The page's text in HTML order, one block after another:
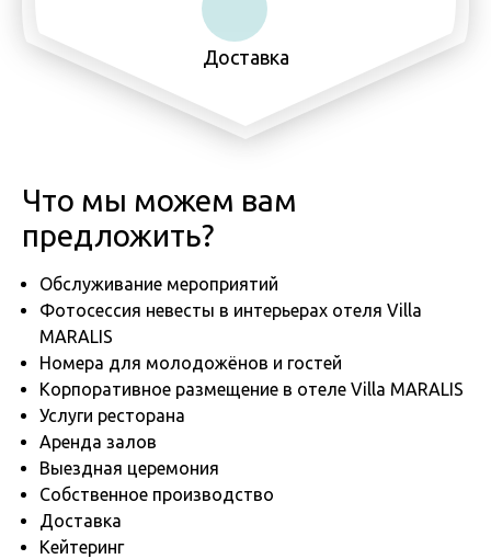
Доставка
Что мы можем вам
предложить?
Обслуживание мероприятий
Фотосессия невесты в интерьерах отеля Villa
MARALIS
Номера для молодожёнов и гостей
Корпоративное размещение в отеле Villa MARALIS
Услуги ресторана
Аренда залов
Выездная церемония
Собственное производство
Доставка
Кейтеринг